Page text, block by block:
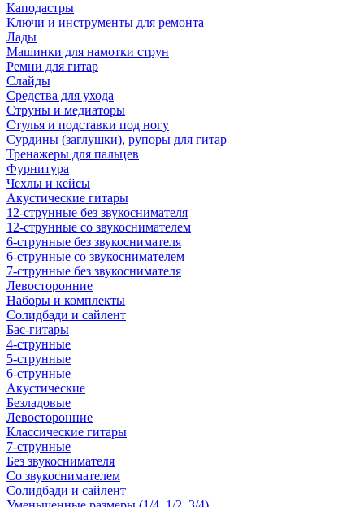
Каподастры
Ключи и инструменты для ремонта
Лады
Машинки для намотки струн
Ремни для гитар
Слайды
Средства для ухода
Струны и медиаторы
Стулья и подставки под ногу
Сурдины (заглушки), рупоры для гитар
Тренажеры для пальцев
Фурнитура
Чехлы и кейсы
Акустические гитары
12-струнные без звукоснимателя
12-струнные со звукоснимателем
6-струнные без звукоснимателя
6-струнные со звукоснимателем
7-струнные без звукоснимателя
Левосторонние
Наборы и комплекты
Солидбади и сайлент
Бас-гитары
4-струнные
5-струнные
6-струнные
Акустические
Безладовые
Левосторонние
Классические гитары
7-струнные
Без звукоснимателя
Со звукоснимателем
Солидбади и сайлент